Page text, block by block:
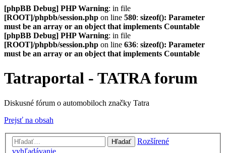
[phpBB Debug] PHP Warning: in file
[ROOT]/phpbb/session.php on line 580: sizeof(): Parameter
must be an array or an object that implements Countable
[phpBB Debug] PHP Warning: in file
[ROOT]/phpbb/session.php on line 636: sizeof(): Parameter
must be an array or an object that implements Countable
Tatraportal - TATRA forum
Diskusné fórum o automobiloch značky Tatra
Prejsť na obsah
Hľadať
Rozšírené